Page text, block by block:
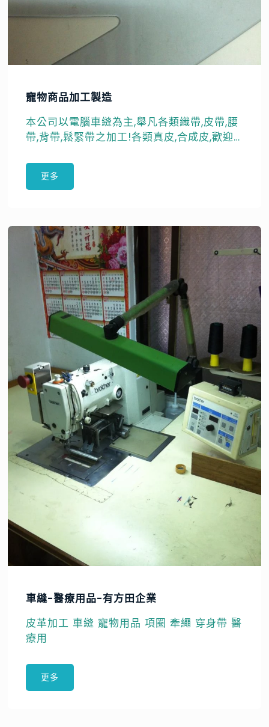
寵物商品加工製造
本公司以電腦車縫為主,舉凡各類織帶,皮帶,腰
帶,背帶,鬆緊帶之加工!各類真皮,合成皮,歡迎
更多
車縫-醫療用品-有方田企業
皮革加工 車縫 寵物用品 項圈 牽繩 穿身帶 醫
療用
更多